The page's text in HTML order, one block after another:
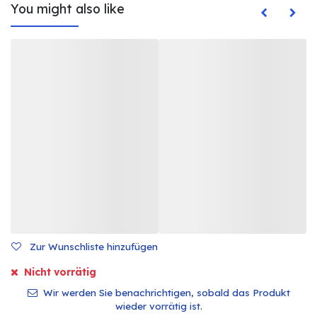
You might also like
Zur Wunschliste hinzufügen
Nicht vorrätig
Wir werden Sie benachrichtigen, sobald das Produkt
wieder vorrätig ist.